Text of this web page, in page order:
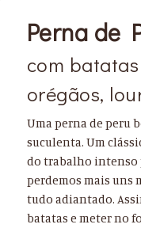
Perna de
com
orégãos,
Uma perna de peru
suculenta. Um
do trabalho intenso
perdemos mais uns
tudo adiantado.
batatas e meter no